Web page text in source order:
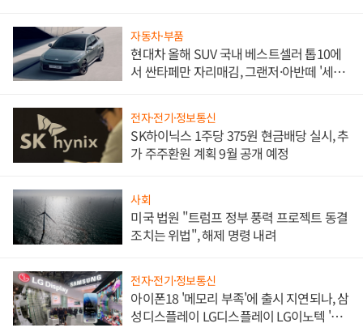
자동차·부품
현대차 올해 SUV 국내 베스트셀러 톱10에
서 싼타페만 자리매김, 그랜저·아반떼 '세단
전자·전기·정보통신
SK하이닉스 1주당 375원 현금배당 실시, 추
가 주주환원 계획 9월 공개 예정
사회
미국 법원 "트럼프 정부 풍력 프로젝트 동결
조치는 위법", 해제 명령 내려
전자·전기·정보통신
아이폰18 '메모리 부족'에 출시 지연되나, 삼
성디스플레이 LG디스플레이 LG이노텍 '탈